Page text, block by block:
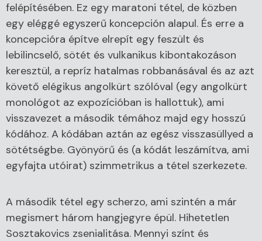
felépítésében. Ez egy maratoni tétel, de közben
egy eléggé egyszerű koncepción alapul. És erre a
koncepcióra építve elrepít egy feszült és
lebilincselő, sötét és vulkanikus kibontakozáson
keresztül, a repríz hatalmas robbanásával és az azt
követő elégikus angolkürt szólóval (egy angolkürt
monológot az expozícióban is hallottuk), ami
visszavezet a második témához majd egy hosszú
kódához. A kódában aztán az egész visszasüllyed a
sötétségbe. Gyönyörű és (a kódát leszámítva, ami
egyfajta utóirat) szimmetrikus a tétel szerkezete.
A második tétel egy scherzo, ami szintén a már
megismert három hangjegyre épül. Hihetetlen
Sosztakovics zsenialitása. Mennyi színt és